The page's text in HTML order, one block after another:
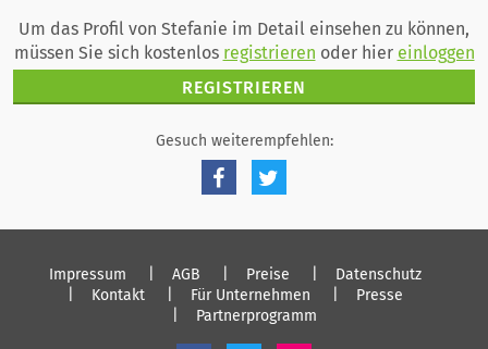
Um das Profil von Stefanie im Detail einsehen zu können,
müssen Sie sich kostenlos registrieren oder hier einloggen
REGISTRIEREN
Gesuch weiterempfehlen:
Impressum AGB Preise
Datenschutz
Kontakt
Für Unternehmen
Presse
Partnerprogramm